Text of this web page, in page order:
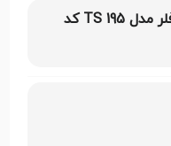
پخش عمده خرید اتو مخزن دار فلر مدل TS 195 کد